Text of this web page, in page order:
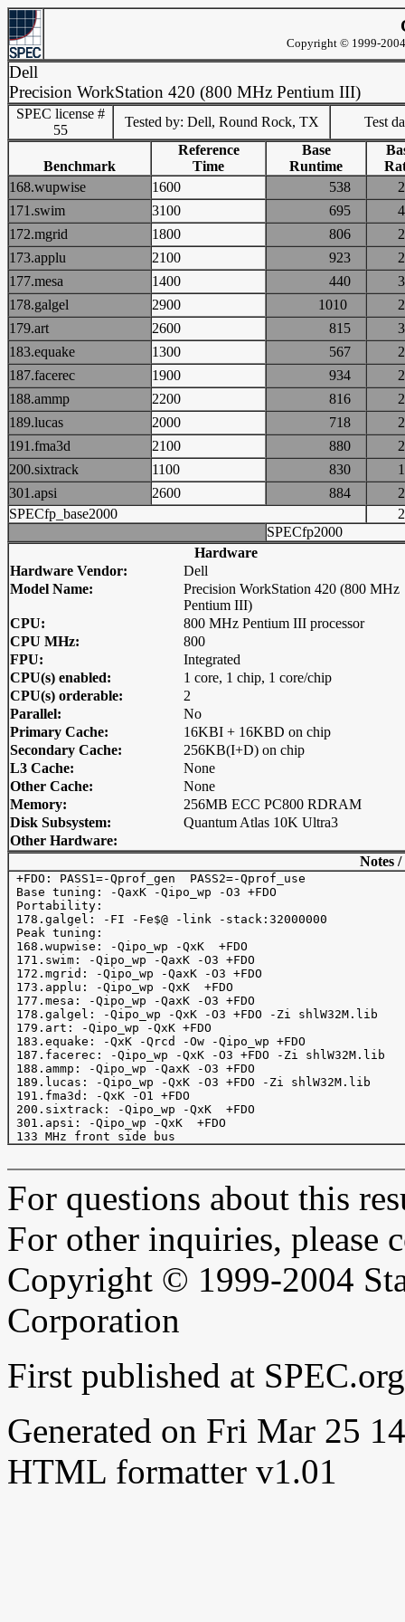
Copyright © 1999-
Dell
Precision WorkStation 420 (800 MHz Pentium III)
SPEC license #
55
Tested by: Dell, Round Rock, TX Test
Benchmark
Reference
Time
Base
Runtime
168.wupwise
1600 538
171.swim
3100 695
172.mgrid
1800 806
173.applu
2100 923
177.mesa
1400 440
178.galgel
2900 1010
179.art
2600 815
183.equake
1300 567
187.facerec
1900 934
188.ammp
2200 816
189.lucas
2000 718
191.fma3d
2100 880
200.sixtrack
1100 830
301.apsi
2600 884
SPECfp_base2000
SPECfp2000
Hardware
Hardware Vendor:
Dell
Model Name:
Precision WorkStation 420 (800 MHz
Pentium III)
CPU:
800 MHz Pentium III processor
CPU MHz:
800
FPU:
Integrated
CPU(s) enabled:
1 core, 1 chip, 1 core/chip
CPU(s) orderable:
2
Parallel:
No
Primary Cache:
16KBI + 16KBD on chip
Secondary Cache:
256KB(I+D) on chip
L3 Cache:
None
Other Cache:
None
Memory:
256MB ECC PC800 RDRAM
Disk Subsystem:
Quantum Atlas 10K Ultra3
Other Hardware:
Notes
+FDO: PASS1=-Qprof_gen  PASS2=-Qprof_use
Base tuning: -QaxK -Qipo_wp -O3 +FDO
Portability:
178.galgel: -FI -Fe$@ -link -stack:32000000
Peak tuning:
168.wupwise: -Qipo_wp -QxK  +FDO
171.swim: -Qipo_wp -QaxK -O3 +FDO
172.mgrid: -Qipo_wp -QaxK -O3 +FDO
173.applu: -Qipo_wp -QxK  +FDO
177.mesa: -Qipo_wp -QaxK -O3 +FDO
178.galgel: -Qipo_wp -QxK -O3 +FDO -Zi shlW32M.lib
179.art: -Qipo_wp -QxK +FDO
183.equake: -QxK -Qrcd -Ow -Qipo_wp +FDO
187.facerec: -Qipo_wp -QxK -O3 +FDO -Zi shlW32M.lib
188.ammp: -Qipo_wp -QaxK -O3 +FDO
189.lucas: -Qipo_wp -QxK -O3 +FDO -Zi shlW32M.lib
191.fma3d: -QxK -O1 +FDO
200.sixtrack: -Qipo_wp -QxK  +FDO
301.apsi: -Qipo_wp -QxK  +FDO
For questions about this
For other inquiries, please
Copyright © 1999-2004
Corporation
First published at
Generated on Fri Mar 25
HTML formatter v1.01